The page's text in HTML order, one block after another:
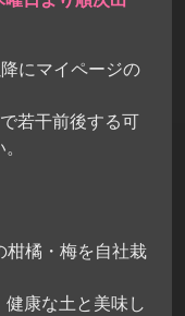
にマイページの
若干前後する可
柑橘・梅を自社栽
康な土と美味し